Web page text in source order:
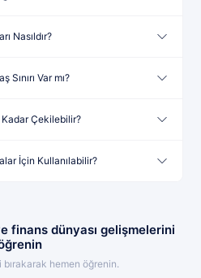
Nasıldır?
Var mı?
Çekilebilir?
İçin Kullanılabilir?
finans dünyası gelişmelerini
hemen öğrenin.